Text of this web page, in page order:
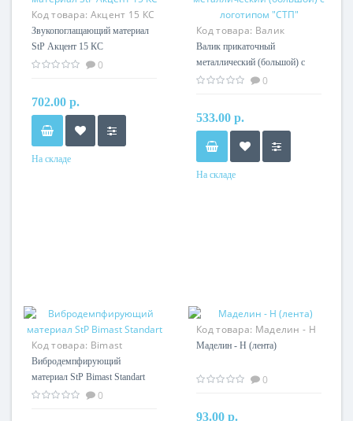
Код товара: Акцент 15 КС
Звукопоглащающий материал
StP Акцент 15 КС
0
702.00 р.
На складе
Код товара: Валик
прикаточный
металлический большой
Валик прикаточный
металлический (большой) с
логотипом "СТП"
0
533.00 р.
На складе
Код товара: Bimast
Standart
Вибродемпфирующий
материал StP Bimast Standart
0
Код товара: Маделин - Н
(лента)
Маделин - Н (лента)
0
93.00 р.